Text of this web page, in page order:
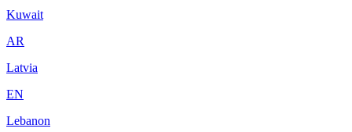
Kuwait
AR
Latvia
EN
Lebanon